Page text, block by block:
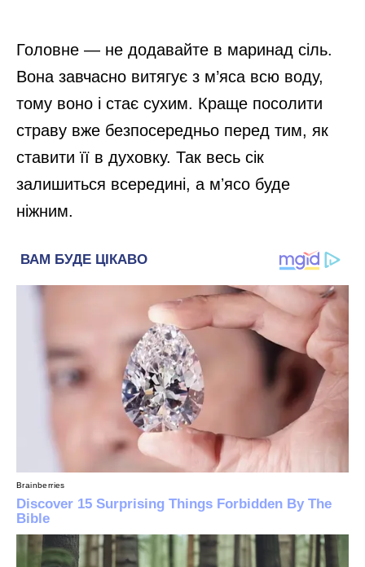
Головне — не додавайте в маринад сіль.
Вона завчасно витягує з м’яса всю воду,
тому воно і стає сухим. Краще посолити
страву вже безпосередньо перед тим, як
ставити її в духовку. Так весь сік
залишиться всередині, а мʼясо буде
ніжним.